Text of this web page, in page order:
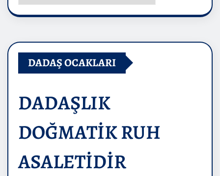
DADAŞ OCAKLARI
DADAŞLIK
DOĞMATİK RUH
ASALETİDİR